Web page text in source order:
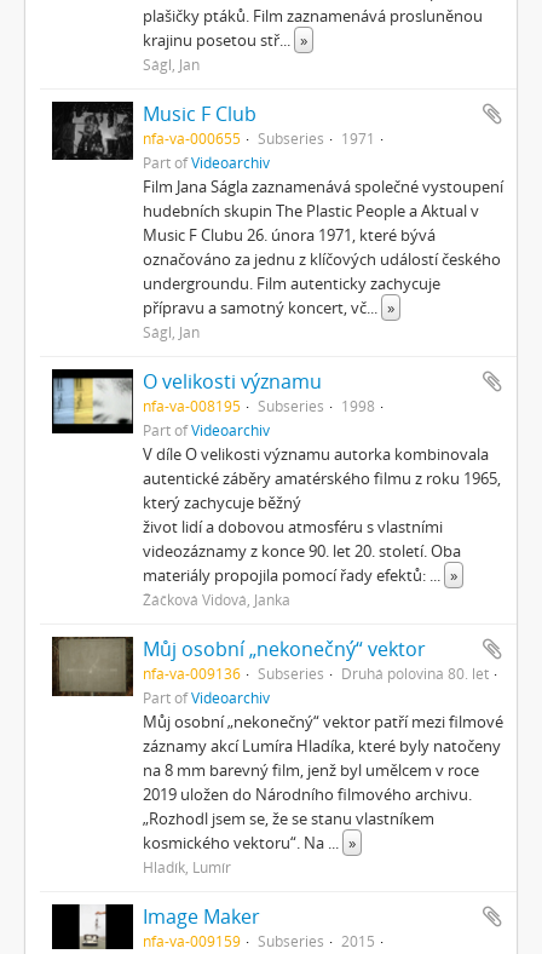
plašičky ptáků. Film zaznamenává prosluněnou
krajinu posetou stř... »
Ságl, Jan
Music F Club
nfa-va-000655 Subseries
1971
Part ofVideoarchiv
Film Jana Ságla zaznamenává společné vystoupení
hudebních skupin The Plastic People a Aktual v
Music F Clubu 26. února 1971, které bývá
označováno za jednu z klíčových událostí českého
undergroundu. Film autenticky zachycuje
přípravu a samotný koncert, vč... »
Ságl, Jan
O velikosti významu
nfa-va-008195 Subseries
1998
Part ofVideoarchiv
V díle O velikosti významu autorka kombinovala
autentické záběry amatérského filmu z roku 1965,
který zachycuje běžný
život lidí a dobovou atmosféru s vlastními
videozáznamy z konce 90. let 20. století. Oba
materiály propojila pomocí řady efektů: ... »
Žáčková Vidová, Janka
Můj osobní „nekonečný“ vektor
nfa-va-009136 Subseries
Druhá polovina 80. let
Part ofVideoarchiv
Můj osobní „nekonečný“ vektor patří mezi filmové
záznamy akcí Lumíra Hladíka, které byly natočeny
na 8 mm barevný film, jenž byl umělcem v roce
2019 uložen do Národního filmového archivu.
„Rozhodl jsem se, že se stanu vlastníkem
kosmického vektoru“. Na ... »
Hladík, Lumír
Image Maker
nfa-va-009159 Subseries
2015